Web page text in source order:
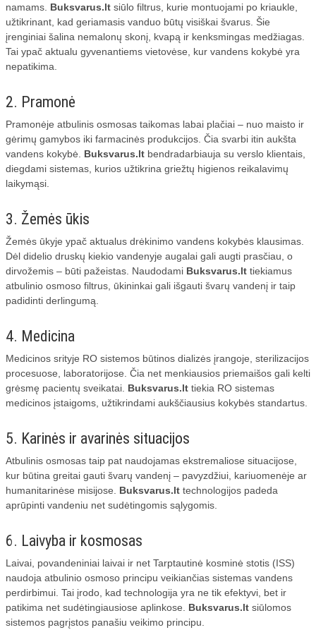
namams. Buksvarus.lt siūlo filtrus, kurie montuojami po kriaukle,
užtikrinant, kad geriamasis vanduo būtų visiškai švarus. Šie
įrenginiai šalina nemalonų skonį, kvapą ir kenksmingas medžiagas.
Tai ypač aktualu gyvenantiems vietovėse, kur vandens kokybė yra
nepatikima.
2. Pramonė
Pramonėje atbulinis osmosas taikomas labai plačiai – nuo maisto ir
gėrimų gamybos iki farmacinės produkcijos. Čia svarbi itin aukšta
vandens kokybė. Buksvarus.lt bendradarbiauja su verslo klientais,
diegdami sistemas, kurios užtikrina griežtų higienos reikalavimų
laikymąsi.
3. Žemės ūkis
Žemės ūkyje ypač aktualus drėkinimo vandens kokybės klausimas.
Dėl didelio druskų kiekio vandenyje augalai gali augti prasčiau, o
dirvožemis – būti pažeistas. Naudodami Buksvarus.lt tiekiamus
atbulinio osmoso filtrus, ūkininkai gali išgauti švarų vandenį ir taip
padidinti derlingumą.
4. Medicina
Medicinos srityje RO sistemos būtinos dializės įrangoje, sterilizacijos
procesuose, laboratorijose. Čia net menkiausios priemaišos gali kelti
grėsmę pacientų sveikatai. Buksvarus.lt tiekia RO sistemas
medicinos įstaigoms, užtikrindami aukščiausius kokybės standartus.
5. Karinės ir avarinės situacijos
Atbulinis osmosas taip pat naudojamas ekstremaliose situacijose,
kur būtina greitai gauti švarų vandenį – pavyzdžiui, kariuomenėje ar
humanitarinėse misijose. Buksvarus.lt technologijos padeda
aprūpinti vandeniu net sudėtingomis sąlygomis.
6. Laivyba ir kosmosas
Laivai, povandeniniai laivai ir net Tarptautinė kosminė stotis (ISS)
naudoja atbulinio osmoso principu veikiančias sistemas vandens
perdirbimui. Tai įrodo, kad technologija yra ne tik efektyvi, bet ir
patikima net sudėtingiausiose aplinkose. Buksvarus.lt siūlomos
sistemos pagrįstos panašiu veikimo principu.